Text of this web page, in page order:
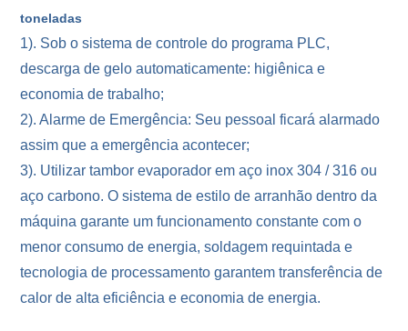
toneladas
1). Sob o sistema de controle do programa PLC,
descarga de gelo automaticamente: higiênica e
economia de trabalho;
2). Alarme de Emergência: Seu pessoal ficará alarmado
assim que a emergência acontecer;
3). Utilizar tambor evaporador em aço inox 304 / 316 ou
aço carbono. O sistema de estilo de arranhão dentro da
máquina garante um funcionamento constante com o
menor consumo de energia, soldagem requintada e
tecnologia de processamento garantem transferência de
calor de alta eficiência e economia de energia.